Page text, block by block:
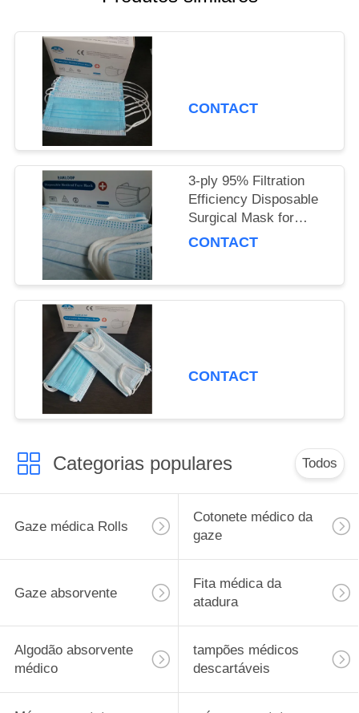
PRIVACY
POLICY
CONTACT
3-ply 95% Filtration
Efficiency Disposable
Surgical Mask for
Adults, Polypropylene
CONTACT
CONTACT
Categorias populares Todos
Gaze médica Rolls
Cotonete médico da
gaze
Gaze absorvente
Fita médica da
atadura
Algodão absorvente
médico
tampões médicos
descartáveis